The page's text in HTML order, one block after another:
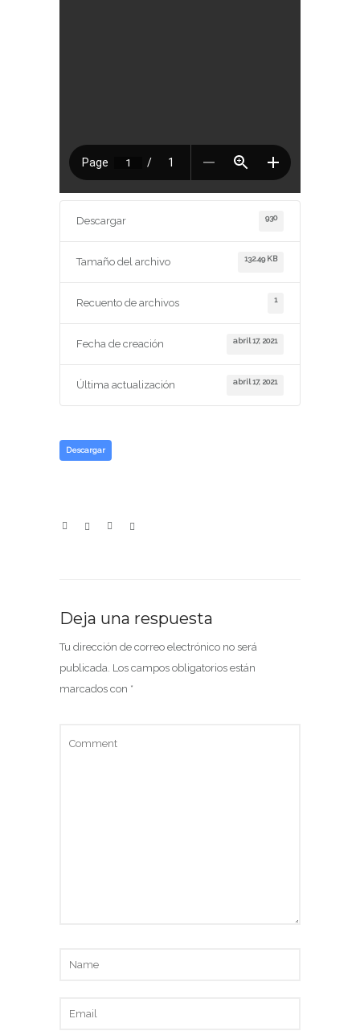
Descargar 930
Tamaño del archivo 132.49 KB
Recuento de archivos 1
Fecha de creación abril 17, 2021
Última actualización abril 17, 2021
Descargar
Deja una respuesta
Tu dirección de correo electrónico no será
publicada. Los campos obligatorios están
marcados con *